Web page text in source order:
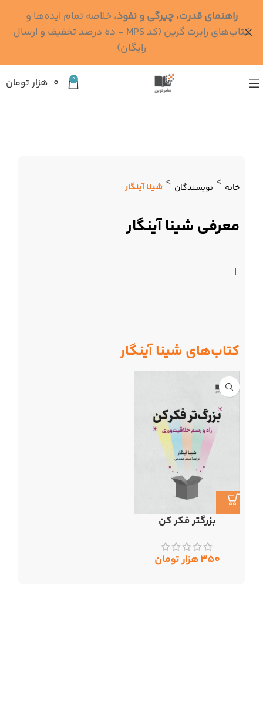
0 ۰ هزار تومان
خانه > نویسندگان > شینا آینگار
معرفی شینا آینگار
|
کتاب‌های شینا آینگار
بزرگتر فکر کن
۳۵۰هزار تومان
راهنمای قدرت، چیرگی و نفوذ، خلاصه تمام ایده‌ها و
کتاب‌های رابرت گرین (کد MPS - ده درصد تخفیف و ارسال
رایگان)